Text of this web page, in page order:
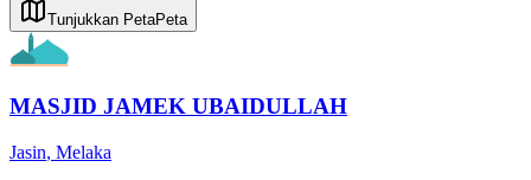
Tunjukkan PetaPeta
MASJID JAMEK UBAIDULLAH
Jasin, Melaka